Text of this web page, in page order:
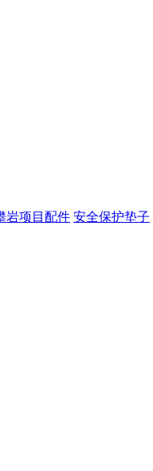
岩项目配件 安全保护垫子